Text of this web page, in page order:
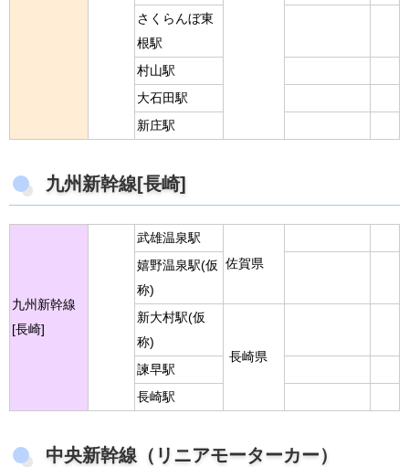
さくらんぼ東
根駅
村山駅
大石田駅
新庄駅
九州新幹線[長崎]
九州新幹線
[長崎]
武雄温泉駅
佐賀県
嬉野温泉駅(仮
称)
新大村駅(仮
称)
長崎県
諫早駅
長崎駅
中央新幹線（リニアモーターカー）